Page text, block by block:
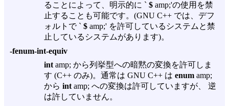
ることによって、明示的に ` $ amp;'の使用を禁
止することも可能です。(GNU C++ では、デフ
ォルトで ` $ amp;' を許可しているシステムと禁
止しているシステムがあります)。
-fenum-int-equiv
int amp; から列挙型への暗黙の変換を許可しま
す (C++ のみ)。通常は GNU C++ は enum amp;
から int amp; への変換は許可していますが、 逆
は許していません。